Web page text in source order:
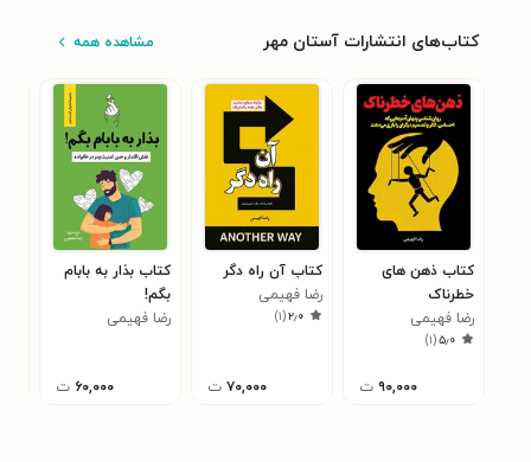
کتاب‌های انتشارات آستان مهر مشاهده همه
کتاب ذهن های
خطرناک
رضا فهیمی
۵٫۰(۱)
۹۰,۰۰۰ ت
کتاب آن راه دگر
رضا فهیمی
۲٫۰(۱)
۷۰,۰۰۰ ت
کتاب بذار به بابام
بگم!
رضا فهیمی
۶۰,۰۰۰ ت